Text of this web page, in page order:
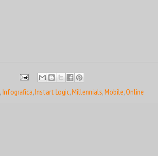
,Infografica,Instart Logic,Millennials,Mobile,Online